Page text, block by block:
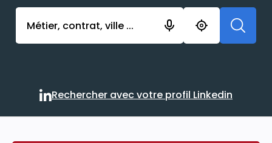
Activer l’élément pour lancer l’enregistrement.
Rechercher avec votre
Rechercher avec votre profil Linkedin